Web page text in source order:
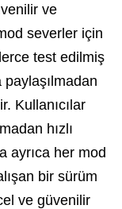
ve
severler için
test edilmiş
Kullanıcılar
hızlı
ayrıca her mod
bir sürüm
ve güvenilir